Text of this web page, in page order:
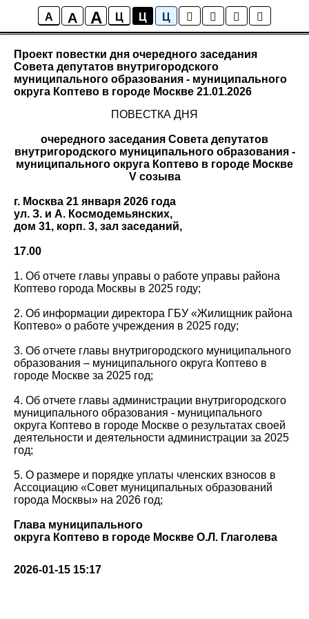
A A A Ц Ц Ц
Правовые акты
Проект повестки дня очередного заседания
Совета депутатов внутригородского
муниципального образования - муниципального
округа Коптево в городе Москве 21.01.2026
ПОВЕСТКА ДНЯ
очередного заседания Совета депутатов
внутригородского муниципального образования -
муниципального округа Коптево в городе Москве
V созыва
г. Москва 21 января 2026 года
ул. З. и А. Космодемьянских,
дом 31, корп. 3, зал заседаний,
17.00
1. Об отчете главы управы о работе управы района
Коптево города Москвы в 2025 году;
2. Об информации директора ГБУ «Жилищник района
Коптево» о работе учреждения в 2025 году;
3. Об отчете главы внутригородского муниципального
образования – муниципального округа Коптево в
городе Москве за 2025 год;
4. Об отчете главы администрации внутригородского
муниципального образования - муниципального
округа Коптево в городе Москве о результатах своей
деятельности и деятельности администрации за 2025
год;
5. О размере и порядке уплаты членских взносов в
Ассоциацию «Совет муниципальных образований
города Москвы» на 2026 год;
Глава муниципального
округа Коптево в городе Москве О.Л. Глаголева
2026-01-15 15:17